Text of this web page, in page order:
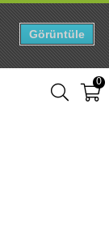
0
Görüntüle